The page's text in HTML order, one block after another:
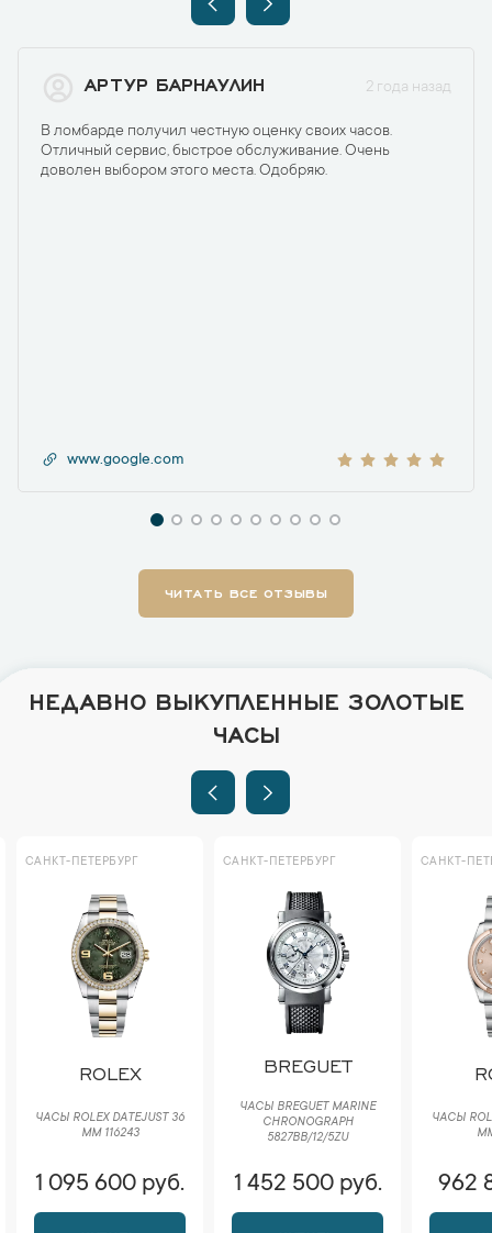
АРТУР БАРНАУЛИН 2 года назад
В ломбарде получил честную оценку своих часов.
Отличный сервис, быстрое обслуживание. Очень
доволен выбором этого места. Одобряю.
www.google.com
ЧИТАТЬ ВСЕ ОТЗЫВЫ
НЕДАВНО ВЫКУПЛЕННЫЕ ЗОЛОТЫЕ
ЧАСЫ
САНКТ-ПЕТЕРБУРГ
ROLEX
ЧАСЫ ROLEX DATEJUST 36
ММ 116243
1 095 600 руб.
САНКТ-ПЕТЕРБУРГ
BREGUET
ЧАСЫ BREGUET MARINE
CHRONOGRAPH
5827BB/12/5ZU
1 452 500 руб.
САНКТ-
ЧАСЫ
962